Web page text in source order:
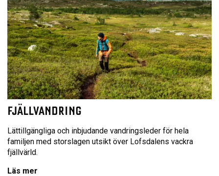
FJÄLLVANDRING
Lättillgängliga och inbjudande vandringsleder för hela
familjen med storslagen utsikt över Lofsdalens vackra
fjällvärld.
Läs mer